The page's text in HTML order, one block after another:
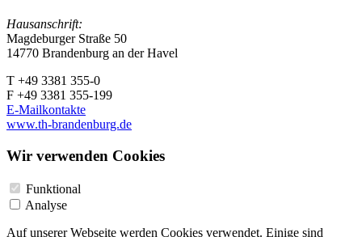
Hausanschrift:
Magdeburger Straße 50
14770 Brandenburg an der Havel
T +49 3381 355-0
F +49 3381 355-199
E-Mailkontakte
www.th-brandenburg.de
Wir verwenden Cookies
Funktional
Analyse
Auf unserer Webseite werden Cookies verwendet. Einige sind